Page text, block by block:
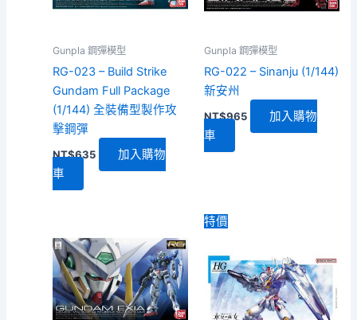
Gunpla 鋼彈模型
RG-023 – Build Strike
Gundam Full Package
(1/144) 全裝備型製作攻
擊鋼彈
NT$635
加入購物
車
Gunpla 鋼彈模型
RG-022 – Sinanju (1/144)
新安州
NT$965
加入購物
車
特價